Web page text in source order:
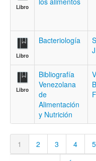
Libro
Libro
Bacteriología
Libro
Bibliografía
Venezolana
de
Alimentación
y Nutrición
1 2 3 4 5